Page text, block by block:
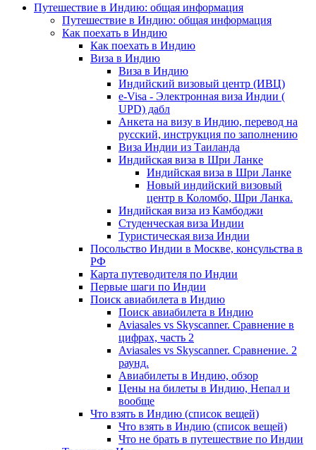
Путешествие в Индию: общая информация
Путешествие в Индию: общая информация
Как поехать в Индию
Как поехать в Индию
Виза в Индию
Виза в Индию
Индийский визовый центр (ИВЦ)
e-Visa - Электронная виза Индии (
UPD) дабл
Анкета на визу в Индию, перевод на
русский, инструкция по заполнению
Виза Индии из Таиланда
Индийская виза в Шри Ланке
Индийская виза в Шри Ланке
Новый индийский визовый
центр в Коломбо, Шри Ланка.
Индийская виза из Камбоджи
Студенческая виза Индии
Туристическая виза Индии
Посольство Индии в Москве, консульства в
РФ
Карта путеводителя по Индии
Первые шаги по Индии
Поиск авиабилета в Индию
Поиск авиабилета в Индию
Aviasales vs Skyscanner. Сравнение в
цифрах, часть 2
Aviasales vs Skyscanner. Сравнение. 2
раунд.
Авиабилеты в Индию, обзор
Цены на билеты в Индию, Непал и
вообще
Что взять в Индию (список вещей)
Что взять в Индию (список вещей)
Что не брать в путешествие по Индии